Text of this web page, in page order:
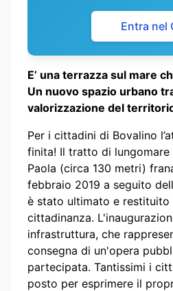
Entra nel
E’ una terrazza sul mare
Un nuovo spazio urbano
valorizzazione del
Per i cittadini di Bovalino
finita! Il tratto di lungomare
Paola (circa 130 metri)
febbraio 2019 a seguito
è stato ultimato e restituito
cittadinanza.
infrastruttura, che
consegna di un'opera
partecipata. Tantissimi i
posto per esprimere il